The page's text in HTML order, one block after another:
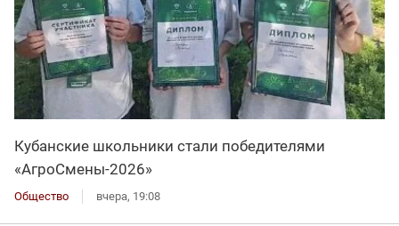
Кубанские школьники стали победителями
«АгроСмены-2026»
Общество вчера, 19:08